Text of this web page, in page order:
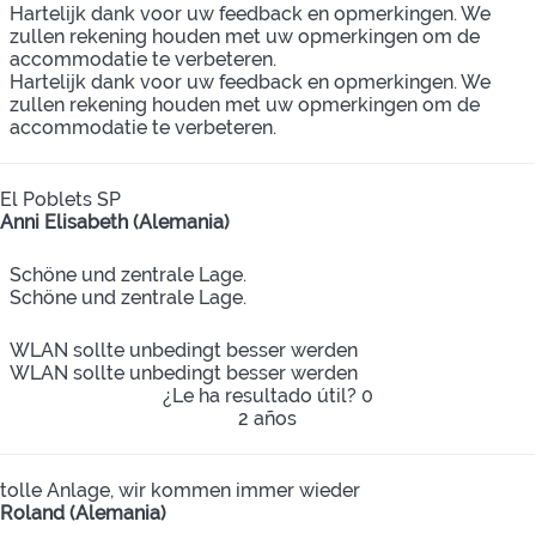
Hartelijk dank voor uw feedback en opmerkingen. We
zullen rekening houden met uw opmerkingen om de
accommodatie te verbeteren.
Hartelijk dank voor uw feedback en opmerkingen. We
zullen rekening houden met uw opmerkingen om de
accommodatie te verbeteren.
El Poblets SP
Anni Elisabeth (Alemania)
Schöne und zentrale Lage.
Schöne und zentrale Lage.
WLAN sollte unbedingt besser werden
WLAN sollte unbedingt besser werden
¿Le ha resultado útil? 0
2 años
tolle Anlage, wir kommen immer wieder
Roland (Alemania)